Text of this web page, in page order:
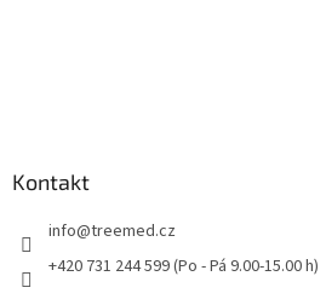
Kontakt
info@treemed.cz
+420 731 244 599 (Po - Pá 9.00-15.00 h)